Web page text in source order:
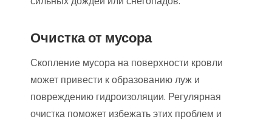
Очистка от мусора
Скопление мусора на поверхности кровли
может привести к образованию луж и
повреждению гидроизоляции. Регулярная
очистка поможет избежать этих проблем и